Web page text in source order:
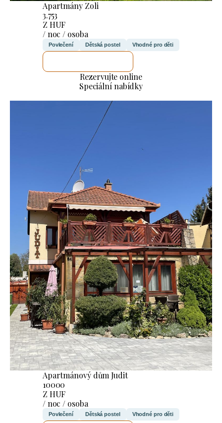
Apartmány Zoli
3.753
Z HUF
/ noc / osoba
Povlečení Dětská postel Vhodné pro děti
Rezervujte online
Speciální nabídky
Apartmánový dům Judit
10000
Z HUF
/ noc / osoba
Povlečení Dětská postel Vhodné pro děti